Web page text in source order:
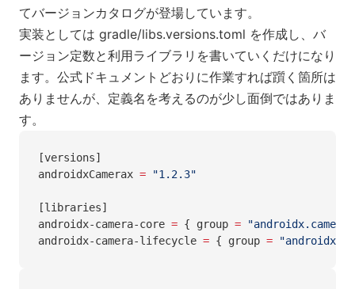
てバージョンカタログが登場しています。
実装としては gradle/libs.versions.toml を作成し、バ
ージョン定数と利用ライブラリを書いていくだけになり
ます。公式ドキュメントどおりに作業すれば躓く箇所は
ありませんが、定義名を考えるのが少し面倒ではありま
す。
[versions]
androidxCamerax = "1.2.3"
[libraries]
androidx-camera-core = { group = "androidx.camera"
androidx-camera-lifecycle = { group =